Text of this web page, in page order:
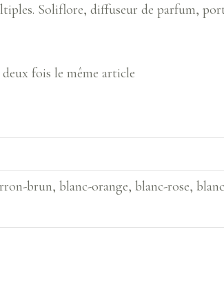
Soliflore, diffuseur de parfum,
fois le même article
brun, blanc-orange, blanc-rose,